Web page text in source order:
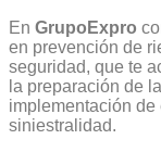
En GrupoExpro
en prevención de
seguridad, que te
la preparación de
implementación de
siniestralidad.